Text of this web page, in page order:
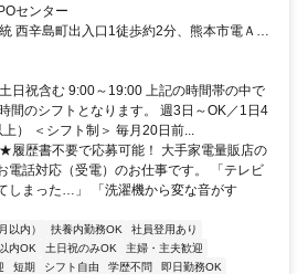
センター
西辛島町出入口1徒歩約2分、熊本市電Ａ系
4分、熊本市電Ｂ系統 辛島町徒歩約4分
日祝含む 9:00～19:00 上記の時間帯の中で
間のシフトとなります。 週3日～OK／1日4
） ＜シフト制＞ 毎月20日前...
歴書不要で応募可能！ 大手家電量販店の
電話対応（受電）のお仕事です。 「テレビ
しまった…」 「洗濯機から変な音がす
以内） 扶養内勤務OK
社員登用あり
内OK 土日祝のみOK
主婦・主夫歓迎
短期 シフト自由 学歴不問
即日勤務OK